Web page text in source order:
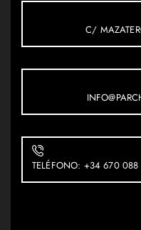
C/
TELÉFONO: +34 670